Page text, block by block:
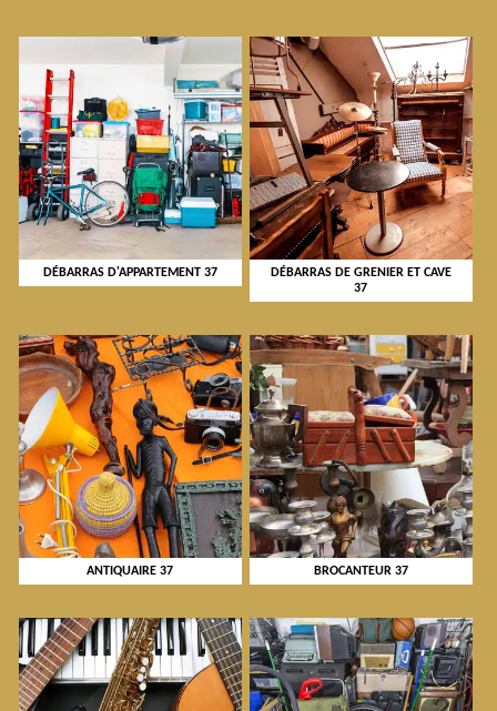
DÉBARRAS D'APPARTEMENT 37
DÉBARRAS DE GRENIER ET CAVE
37
ANTIQUAIRE 37 BROCANTEUR 37